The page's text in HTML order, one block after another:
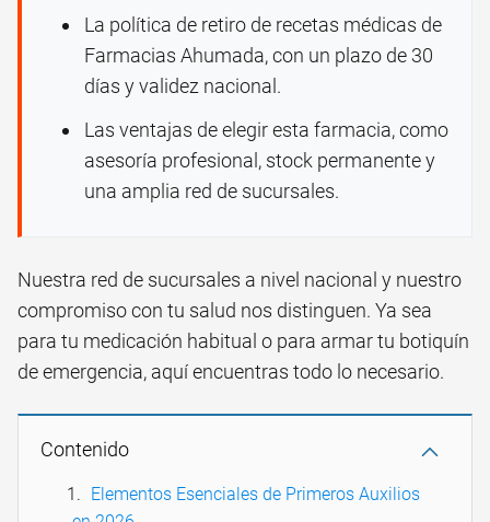
La política de retiro de recetas médicas de
Farmacias Ahumada, con un plazo de 30
días y validez nacional.
Las ventajas de elegir esta farmacia, como
asesoría profesional, stock permanente y
una amplia red de sucursales.
Nuestra red de sucursales a nivel nacional y nuestro
compromiso con tu salud nos distinguen. Ya sea
para tu medicación habitual o para armar tu botiquín
de emergencia, aquí encuentras todo lo necesario.
Contenido
Elementos Esenciales de Primeros Auxilios